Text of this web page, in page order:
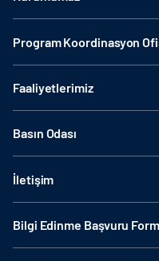
Program Koordinasyon
Faaliyetlerimiz
Basın Odası
İletişim
Bilgi Edinme Başvuru